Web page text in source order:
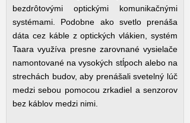
bezdrôtovými optickými komunikačnými
systémami. Podobne ako svetlo prenáša
dáta cez káble z optických vlákien, systém
Taara využíva presne zarovnané vysielače
namontované na vysokých stĺpoch alebo na
strechách budov, aby prenášali svetelný lúč
medzi sebou pomocou zrkadiel a senzorov
bez káblov medzi nimi.